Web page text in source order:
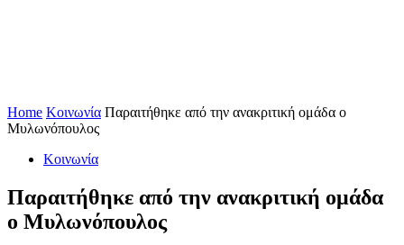
Home Κοινωνία Παραιτήθηκε από την ανακριτική ομάδα ο
Μυλωνόπουλος
Κοινωνία
Παραιτήθηκε από την ανακριτική ομάδα
ο Μυλωνόπουλος